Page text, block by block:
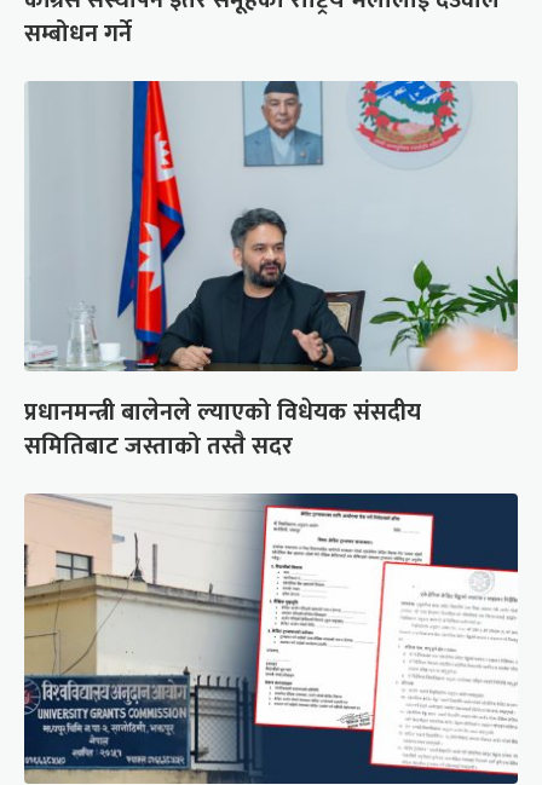
सम्बोधन गर्ने
प्रधानमन्त्री बालेनले ल्याएको विधेयक संसदीय
समितिबाट जस्ताको तस्तै सदर